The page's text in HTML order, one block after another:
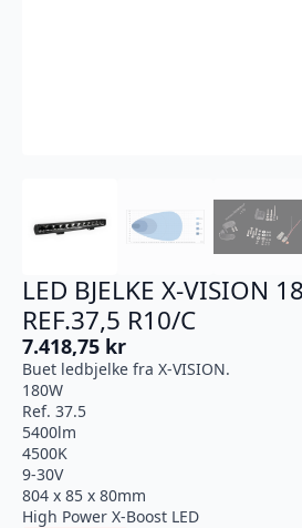
LED BJELKE X-VISION
REF.37,5 R10/C
7.418,75 kr
Buet ledbjelke fra X-VISION.
180W
Ref. 37.5
5400lm
4500K
9-30V
804 x 85 x 80mm
High Power X-Boost LED